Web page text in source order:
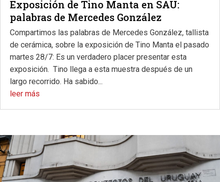
Exposición de Tino Manta en SAU:
palabras de Mercedes González
Compartimos las palabras de Mercedes González, tallista
de cerámica, sobre la exposición de Tino Manta el pasado
martes 28/7: Es un verdadero placer presentar esta
exposición. Tino llega a esta muestra después de un
largo recorrido. Ha sabido...
leer más